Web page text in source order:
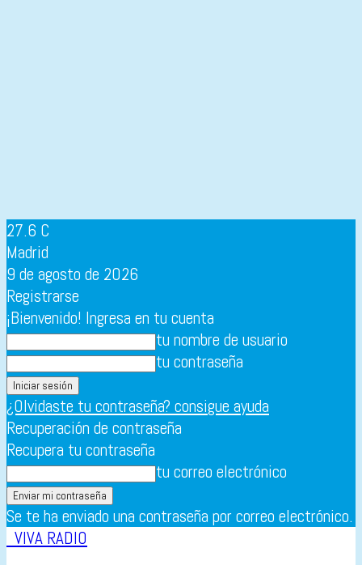
27.6 C
Madrid
9 de agosto de 2026
Registrarse
¡Bienvenido! Ingresa en tu cuenta
tu nombre de usuario
tu contraseña
¿Olvidaste tu contraseña? consigue ayuda
Recuperación de contraseña
Recupera tu contraseña
tu correo electrónico
Se te ha enviado una contraseña por correo electrónico.
VIVA RADIO